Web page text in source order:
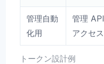
トークン設計例
管理自動
化用
管理 API
アクセス